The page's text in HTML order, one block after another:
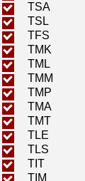
TSA
TSL
TFS
TMK
TML
TMM
TMP
TMA
TMT
TLE
TLS
TIT
TIM